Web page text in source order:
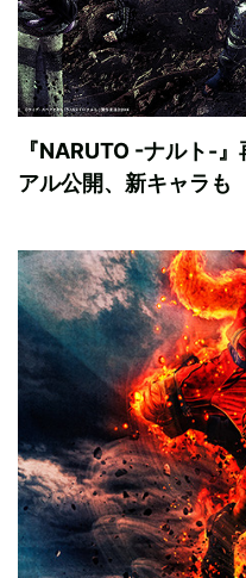
『NARUTO -ナルト-
アル公開、新キャラも